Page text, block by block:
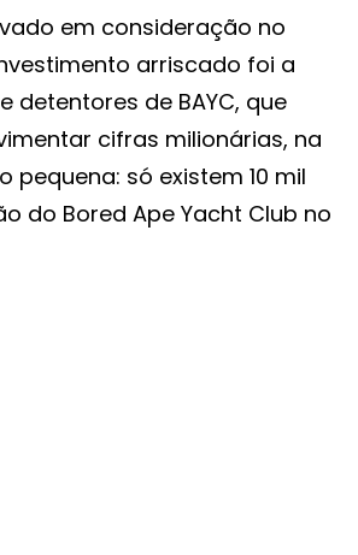
em consideração no
arriscado foi a
detentores de BAYC, que
cifras milionárias, na
pequena: só existem 10 mil
do Bored Ape Yacht Club no